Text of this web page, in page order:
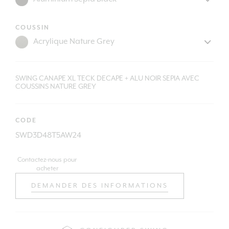
COUSSIN
SWING CANAPE XL TECK DECAPE + ALU NOIR SEPIA AVEC
COUSSINS NATURE GREY
CODE
SWD3D48T5AW24
Contactez-nous pour
acheter
DEMANDER DES INFORMATIONS